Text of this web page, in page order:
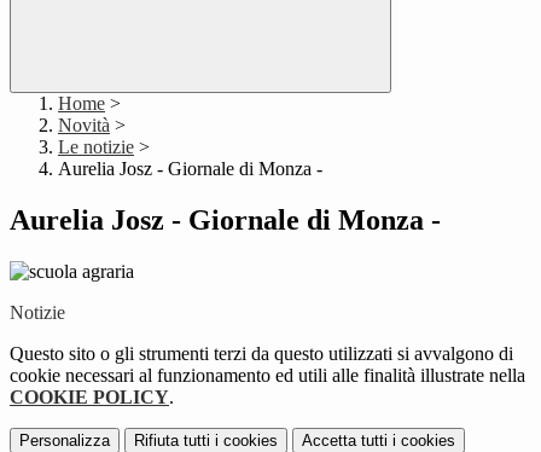
Home >
Novità >
Le notizie >
Aurelia Josz - Giornale di Monza -
Aurelia Josz - Giornale di Monza -
Notizie
Questo sito o gli strumenti terzi da questo utilizzati si avvalgono di
cookie necessari al funzionamento ed utili alle finalità illustrate nella
COOKIE POLICY.
Personalizza Rifiuta tutti i cookies Accetta tutti i cookies